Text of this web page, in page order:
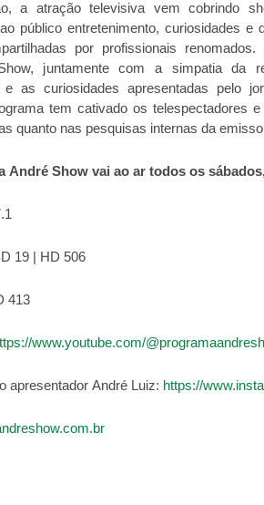
a atração televisiva vem cobrindo
público entretenimento, curiosidades e
por profissionais
juntamente com a simpatia da
e as curiosidades apresentadas pelo
tem cativado os telespectadores
quanto nas pesquisas internas da
André Showvai ao ar todos os
19 | HD 506
413
www.youtube.com/
apresentador André Luiz: https://